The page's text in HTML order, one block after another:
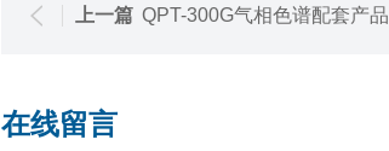
上一篇 QPT-300G气相色谱配套产品
在线留言